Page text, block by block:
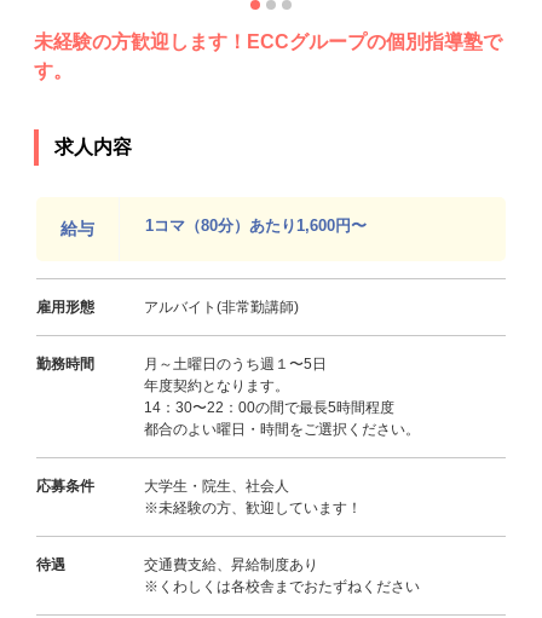
未経験の方歓迎します！ECCグループの個別指導塾で
す。
求人内容
給与 1コマ（80分）あたり1,600円〜
雇用形態 アルバイト(非常勤講師)
勤務時間
月～土曜日のうち週１〜5日
年度契約となります。
14：30〜22：00の間で最長5時間程度
都合のよい曜日・時間をご選択ください。
応募条件
大学生・院生、社会人
※未経験の方、歓迎しています！
待遇
交通費支給、昇給制度あり
※くわしくは各校舎までおたずねください